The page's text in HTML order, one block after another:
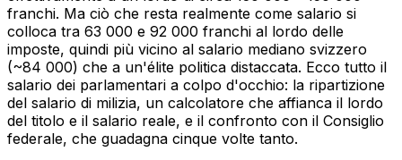
franchi. Ma ciò che resta realmente come salario si
colloca tra 63 000 e 92 000 franchi al lordo delle
imposte, quindi più vicino al salario mediano svizzero
(~84 000) che a un'élite politica distaccata. Ecco tutto il
salario dei parlamentari a colpo d'occhio: la ripartizione
del salario di milizia, un calcolatore che affianca il lordo
del titolo e il salario reale, e il confronto con il Consiglio
federale, che guadagna cinque volte tanto.